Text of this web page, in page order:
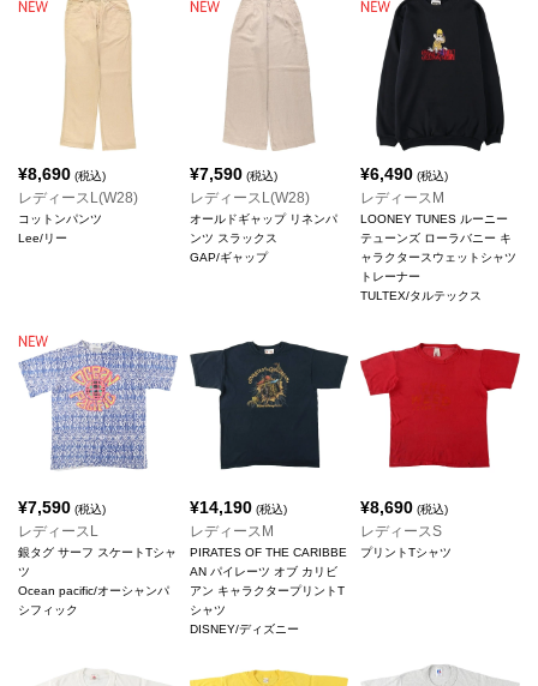
¥8,690 (税込)
レディースL(W28)
コットンパンツ
Lee/リー
¥7,590(税込)
レディースL(W28)
オールドギャップ リネンパ
ンツ スラックス
GAP/ギャップ
¥6,490 (税込)
レディースM
LOONEY TUNES ルーニー
テューンズ ローラバニー キ
ャラクタースウェットシャツ
トレーナー
TULTEX/タルテックス
¥7,590 (税込)
レディースL
銀タグ サーフ スケートTシャ
ツ
Ocean pacific/オーシャンパ
シフィック
¥14,190(税込)
レディースM
PIRATES OF THE CARIBBE
AN パイレーツ オブ カリビ
アン キャラクタープリントT
シャツ
DISNEY/ディズニー
¥8,690 (税込)
レディースS
プリントTシャツ